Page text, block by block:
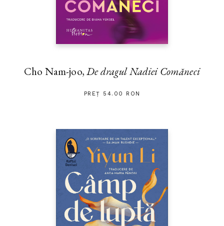
Cho Nam-joo,De dragul Nadiei Comăneci
PREȚ 54.00 RON